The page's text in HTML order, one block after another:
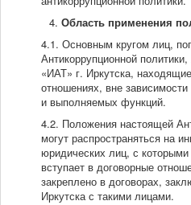
Область применения
4.1. Основным кругом лиц,
Антикоррупционной
«ИАТ» г. Иркутска,
отношениях, вне
и выполняемых функций.
4.2. Положения настоящей
могут распространяться на
юридических лиц, с
вступает в договорные
закреплено в договорах,
Иркутска с такими лицами.